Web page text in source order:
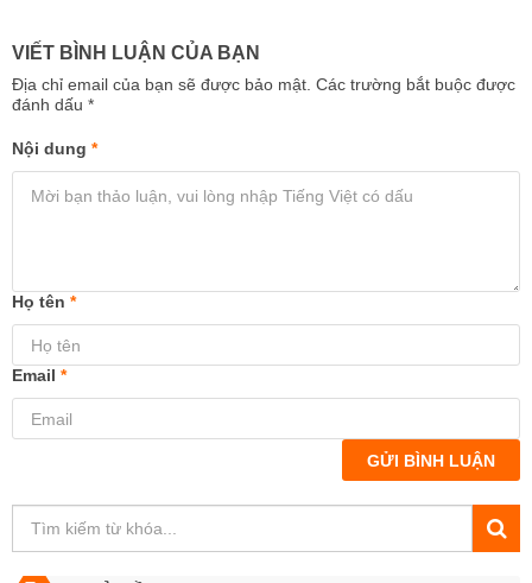
VIẾT BÌNH LUẬN CỦA BẠN
Địa chỉ email của bạn sẽ được bảo mật. Các trường bắt buộc được
đánh dấu *
Nội dung *
Họ tên *
Email *
GỬI BÌNH LUẬN